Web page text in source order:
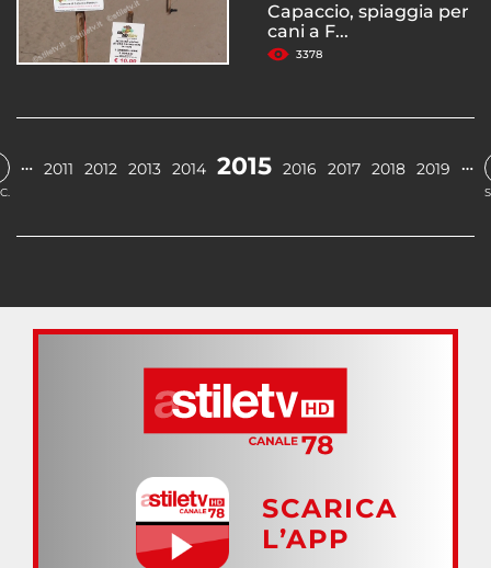
Capaccio, spiaggia per
cani a F...
3378
… 2011 2012 2013 2014 2015 2016 2017 2018 2019 …
SCARICA
L’APP